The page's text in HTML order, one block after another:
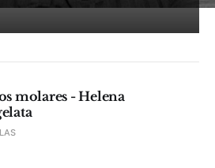
molares - Helena